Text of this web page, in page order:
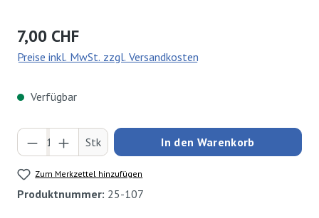
Regulärer Preis:
7,00 CHF
Preise inkl. MwSt. zzgl. Versandkosten
Verfügbar
Produkt Anzahl: Gib den gewünschten Wert
Stk In den Warenkorb
Zum Merkzettel hinzufügen
Produktnummer: 25-107